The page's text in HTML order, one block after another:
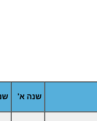
שנה א'